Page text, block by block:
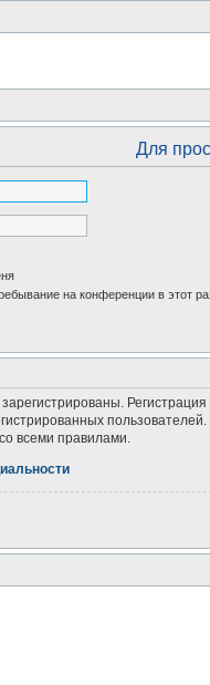
Для
на конференции в этот
всеми правилами.